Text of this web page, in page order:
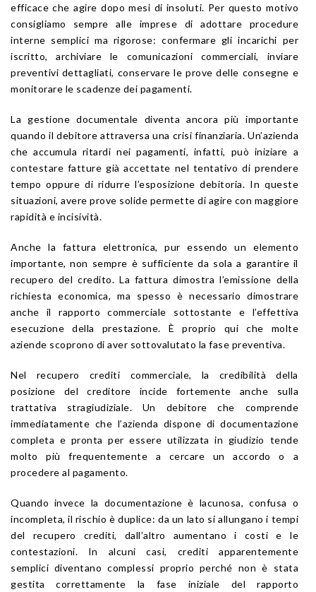
efficace che agire dopo mesi di insoluti. Per questo motivo
consigliamo sempre alle imprese di adottare procedure
interne semplici ma rigorose: confermare gli incarichi per
iscritto, archiviare le comunicazioni commerciali, inviare
preventivi dettagliati, conservare le prove delle consegne e
monitorare le scadenze dei pagamenti.
La gestione documentale diventa ancora più importante
quando il debitore attraversa una crisi finanziaria. Un’azienda
che accumula ritardi nei pagamenti, infatti, può iniziare a
contestare fatture già accettate nel tentativo di prendere
tempo oppure di ridurre l’esposizione debitoria. In queste
situazioni, avere prove solide permette di agire con maggiore
rapidità e incisività.
Anche la fattura elettronica, pur essendo un elemento
importante, non sempre è sufficiente da sola a garantire il
recupero del credito. La fattura dimostra l’emissione della
richiesta economica, ma spesso è necessario dimostrare
anche il rapporto commerciale sottostante e l’effettiva
esecuzione della prestazione. È proprio qui che molte
aziende scoprono di aver sottovalutato la fase preventiva.
Nel recupero crediti commerciale, la credibilità della
posizione del creditore incide fortemente anche sulla
trattativa stragiudiziale. Un debitore che comprende
immediatamente che l’azienda dispone di documentazione
completa e pronta per essere utilizzata in giudizio tende
molto più frequentemente a cercare un accordo o a
procedere al pagamento.
Quando invece la documentazione è lacunosa, confusa o
incompleta, il rischio è duplice: da un lato si allungano i tempi
del recupero crediti, dall’altro aumentano i costi e le
contestazioni. In alcuni casi, crediti apparentemente
semplici diventano complessi proprio perché non è stata
gestita correttamente la fase iniziale del rapporto